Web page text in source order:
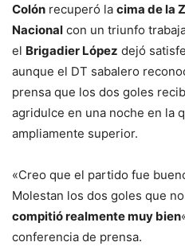
Colón recuperó la cima de la
Nacional con un triunfo
el Brigadier López dejó
aunque el DT sabalero
prensa que los dos goles
agridulce en una noche en la
ampliamente superior.
«Creo que el partido fue
Molestan los dos goles que
compitió realmente muy bien
conferencia de prensa.